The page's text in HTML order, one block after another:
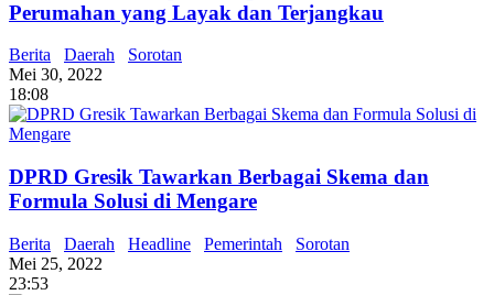
Perumahan yang Layak dan Terjangkau
Berita Daerah
Sorotan
Mei 30, 2022
18:08
DPRD Gresik Tawarkan Berbagai Skema dan
Formula Solusi di Mengare
Berita Daerah Headline Pemerintah
Sorotan
Mei 25, 2022
23:53